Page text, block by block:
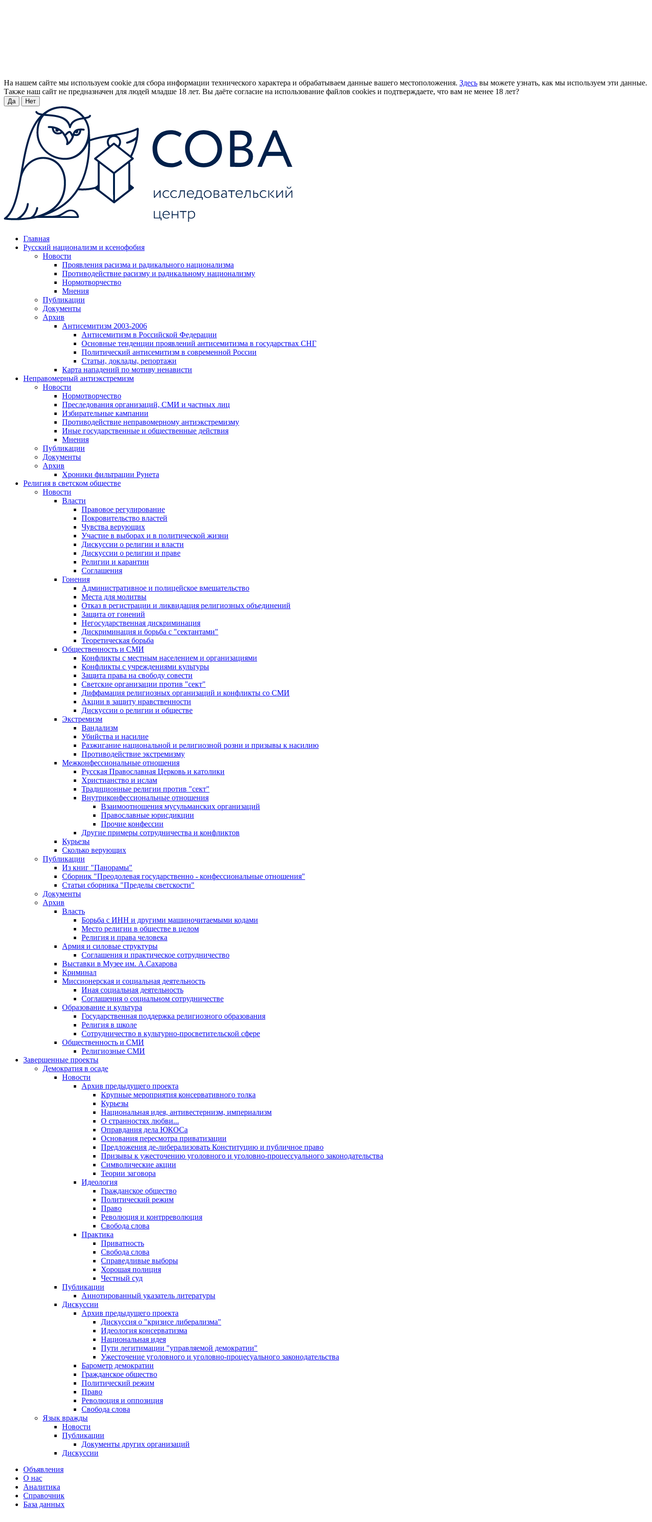
На нашем сайте мы используем cookie для сбора информации технического характера и обрабатываем данные вашего местоположения. Здесь вы можете узнать, как мы используем эти данные.
Также наш сайт не предназначен для людей младше 18 лет. Вы даёте согласие на использование файлов cookies и подтверждаете, что вам не менее 18 лет?
Да Нет
Главная
Русский национализм и ксенофобия
Новости
Проявления расизма и радикального национализма
Противодействие расизму и радикальному национализму
Нормотворчество
Мнения
Публикации
Документы
Архив
Антисемитизм 2003-2006
Антисемитизм в Российской Федерации
Основные тенденции проявлений антисемитизма в государствах СНГ
Политический антисемитизм в современной России
Статьи, доклады, репортажи
Карта нападений по мотиву ненависти
Неправомерный антиэкстремизм
Новости
Нормотворчество
Преследования организаций, СМИ и частных лиц
Избирательные кампании
Противодействие неправомерному антиэкстремизму
Иные государственные и общественные действия
Мнения
Публикации
Документы
Архив
Хроники фильтрации Рунета
Религия в светском обществе
Новости
Власти
Правовое регулирование
Покровительство властей
Чувства верующих
Участие в выборах и в политической жизни
Дискуссии о религии и власти
Дискуссии о религии и праве
Религии и карантин
Соглашения
Гонения
Административное и полицейское вмешательство
Места для молитвы
Отказ в регистрации и ликвидация религиозных объединений
Защита от гонений
Негосударственная дискриминация
Дискриминация и борьба с "сектантами"
Теоретическая борьба
Общественность и СМИ
Конфликты с местным населением и организациями
Конфликты с учреждениями культуры
Защита права на свободу совести
Светские организации против "сект"
Диффамация религиозных организаций и конфликты со СМИ
Акции в защиту нравственности
Дискуссии о религии и обществе
Экстремизм
Вандализм
Убийства и насилие
Разжигание национальной и религиозной розни и призывы к насилию
Противодействие экстремизму
Межконфессиональные отношения
Русская Православная Церковь и католики
Христианство и ислам
Традиционные религии против "сект"
Внутриконфессиональные отношения
Взаимоотношения мусульманских организаций
Православные юрисдикции
Прочие конфессии
Другие примеры сотрудничества и конфликтов
Курьезы
Сколько верующих
Публикации
Из книг "Панорамы"
Сборник "Преодолевая государственно - конфессиональные отношения"
Статьи сборника "Пределы светскости"
Документы
Архив
Власть
Борьба с ИНН и другими машиночитаемыми кодами
Место религии в обществе в целом
Религия и права человека
Армия и силовые структуры
Соглашения и практическое сотрудничество
Выставки в Музее им. А.Сахарова
Криминал
Миссионерская и социальная деятельность
Иная социальная деятельность
Соглашения о социальном сотрудничестве
Образование и культура
Государственная поддержка религиозного образования
Религия в школе
Сотрудничество в культурно-просветительской сфере
Общественность и СМИ
Религиозные СМИ
Завершенные проекты
Демократия в осаде
Новости
Архив предыдущего проекта
Крупные мероприятия консервативного толка
Курьезы
Национальная идея, антивестернизм, империализм
О странностях любви...
Оправдания дела ЮКОСа
Основания пересмотра приватизации
Предложения де-либерализовать Конституцию и публичное право
Призывы к ужесточению уголовного и уголовно-процессуального законодательства
Символические акции
Теории заговора
Идеология
Гражданское общество
Политический режим
Право
Революция и контрреволюция
Свобода слова
Практика
Приватность
Свобода слова
Справедливые выборы
Хорошая полиция
Честный суд
Публикации
Аннотированный указатель литературы
Дискуссии
Архив предыдущего проекта
Дискуссия о "кризисе либерализма"
Идеология консерватизма
Национальная идея
Пути легитимации "управляемой демократии"
Ужесточение уголовного и уголовно-процесуального законодательства
Барометр демократии
Гражданское общество
Политический режим
Право
Революция и оппозиция
Свобода слова
Язык вражды
Новости
Публикации
Документы других организаций
Дискуссии
Объявления
О нас
Аналитика
Справочник
База данных